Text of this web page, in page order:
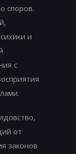
споров.
и
с
от
законов